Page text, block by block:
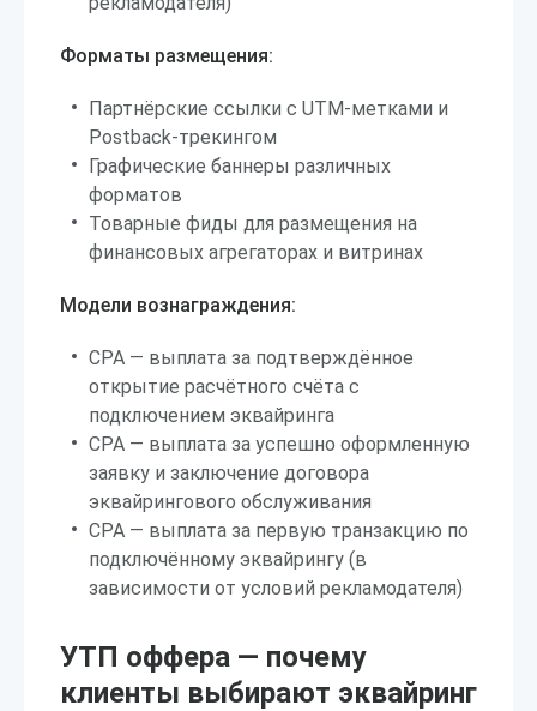
Форматы размещения:
Партнёрские ссылки с UTM-метками и
Postback-трекингом
Графические баннеры различных
форматов
Товарные фиды для размещения на
финансовых агрегаторах и витринах
Модели вознаграждения:
CPA — выплата за подтверждённое
открытие расчётного счёта с
подключением эквайринга
CPA — выплата за успешно оформленную
заявку и заключение договора
эквайрингового обслуживания
CPA — выплата за первую транзакцию по
подключённому эквайрингу (в
зависимости от условий рекламодателя)
УТП оффера — почему
клиенты выбирают эквайринг